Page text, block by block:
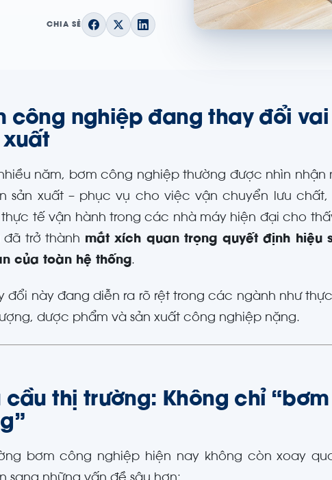
CHIA SẺ
công nghiệp đang thay đổi
xuất
nhiều năm, bơm công nghiệp thường được nhìn
sản xuất – phục vụ cho việc vận chuyển lưu
thực tế vận hành trong các nhà máy hiện đại cho
đã trở thành mắt xích quan trọng quyết định
của toàn hệ thống.
đổi này đang diễn ra rõ rệt trong các ngành như
dược phẩm và sản xuất công nghiệp nặng.
cầu thị trường: Không chỉ
bơm công nghiệp hiện nay không còn xoay